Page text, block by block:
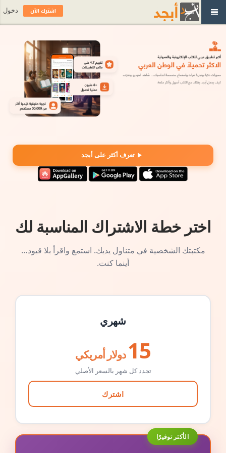
تعرف أكثر على أبجد
اختر خطة الاشتراك المناسبة لك
مكتبتك الشخصية في متناول يديك. استمع واقرأ بلا قيود…
أينما كنت.
شهري
15 دولار أمريكي
تجدد كل شهر بالسعر الأصلي
اشترك
الأكثر توفيرًا
اشترك الآن دخول